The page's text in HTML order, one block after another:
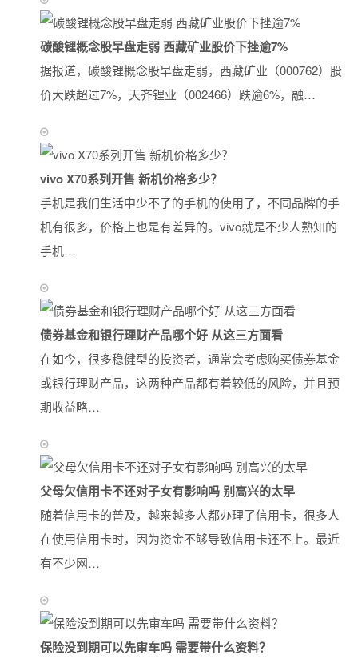
碳酸锂概念股早盘走弱 西藏矿业股价下挫逾7%
据报道，碳酸锂概念股早盘走弱，西藏矿业（000762）股
价大跌超过7%，天齐锂业（002466）跌逾6%，融…
vivo X70系列开售 新机价格多少？
手机是我们生活中少不了的手机的使用了，不同品牌的手
机有很多，价格上也是有差异的。vivo就是不少人熟知的
手机…
债券基金和银行理财产品哪个好 从这三方面看
在如今，很多稳健型的投资者，通常会考虑购买债券基金
或银行理财产品，这两种产品都有着较低的风险，并且预
期收益略…
父母欠信用卡不还对子女有影响吗 别高兴的太早
随着信用卡的普及，越来越多人都办理了信用卡，很多人
在使用信用卡时，因为资金不够导致信用卡还不上。最近
有不少网…
保险没到期可以先审车吗 需要带什么资料？